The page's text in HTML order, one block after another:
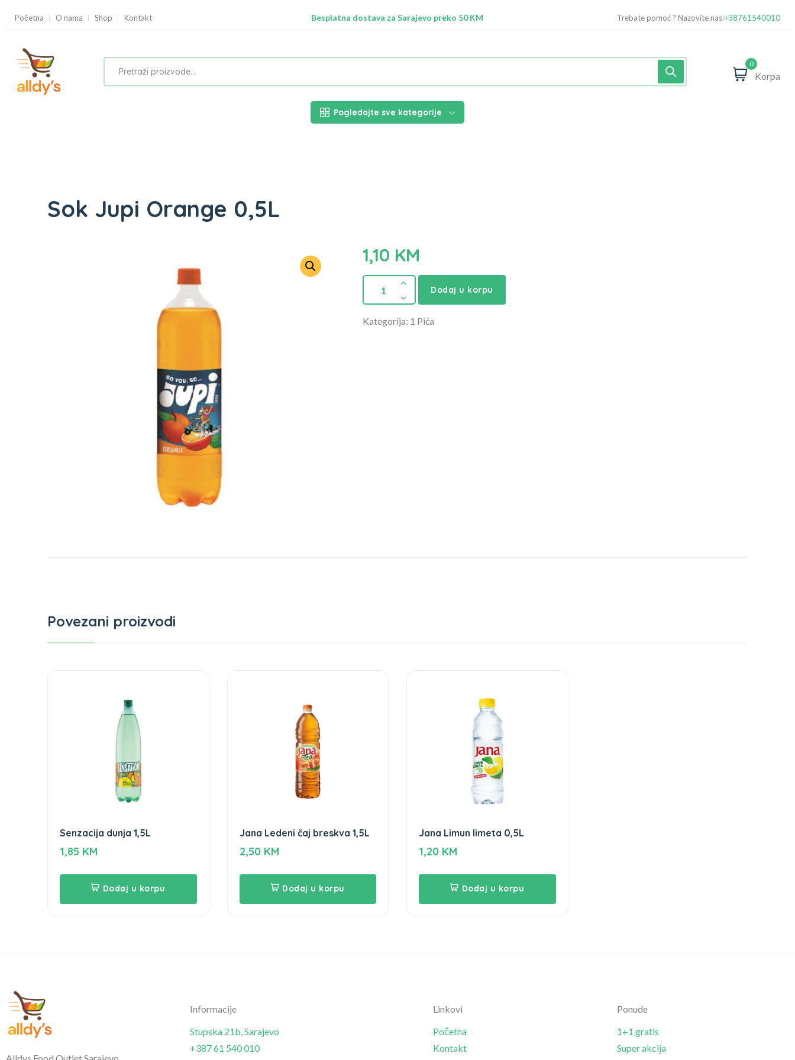
Početna O nama Shop Kontakt
Besplatna dostava za Sarajevo preko 50 KM
Trebate pomoć ? Nazovite nas:+38761540010
0
Korpa
Pogledajte sve kategorije
Sok Jupi Orange 0,5L
1,10 KM
Dodaj u korpu
Kategorija: 1 Pića
Povezani proizvodi
Senzacija dunja 1,5L
1,85 KM
Dodaj u korpu
Jana Ledeni čaj breskva 1,5L
2,50 KM
Dodaj u korpu
Jana Limun limeta 0,5L
1,20 KM
Dodaj u korpu
Informacije
Stupska 21b, Sarajevo
+387 61 540 010
Linkovi
Početna
Kontakt
Ponude
1+1 gratis
Super akcija